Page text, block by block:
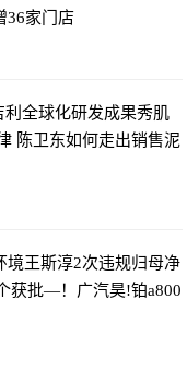
36家门店
利全球化研发成果秀肌
陈卫东如何走出销售泥
境王斯淳2次违规归母净
获批—！广汽昊!铂a800